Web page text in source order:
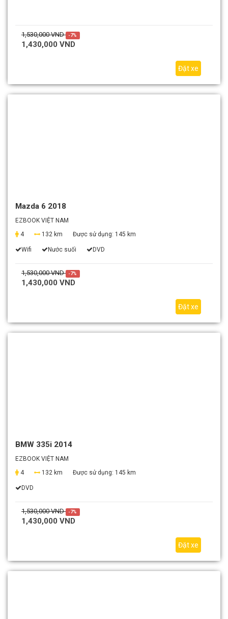
1,530,000 VND -7%
1,430,000 VND
Đặt xe
Mazda 6 2018
EZBOOK VIỆT NAM
4
132 km Được sử dụng: 145 km
Wifi Nước suối DVD
1,530,000 VND -7%
1,430,000 VND
Đặt xe
BMW 335i 2014
EZBOOK VIỆT NAM
4
132 km Được sử dụng: 145 km
DVD
1,530,000 VND -7%
1,430,000 VND
Đặt xe